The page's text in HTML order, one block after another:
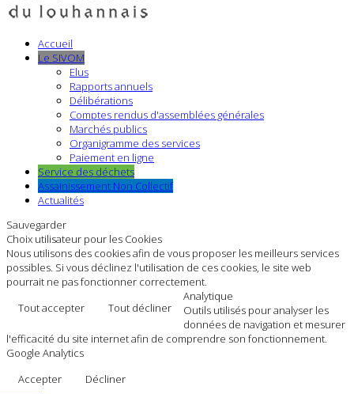
Accueil
Le SIVOM
Elus
Rapports annuels
Délibérations
Comptes rendus d'assemblées générales
Marchés publics
Organigramme des services
Paiement en ligne
Service des déchets
Assainissement Non Collectif
Actualités
Sauvegarder
Choix utilisateur pour les Cookies
Nous utilisons des cookies afin de vous proposer les meilleurs services
possibles. Si vous déclinez l'utilisation de ces cookies, le site web
pourrait ne pas fonctionner correctement.
Tout accepter
Tout décliner
Analytique
Outils utilisés pour analyser les
données de navigation et mesurer
l'efficacité du site internet afin de comprendre son fonctionnement.
Google Analytics
Accepter
Décliner